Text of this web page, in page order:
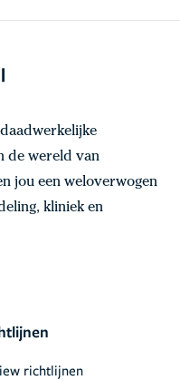
de wereld van
jou een weloverwogen
kliniek en
richtlijnen